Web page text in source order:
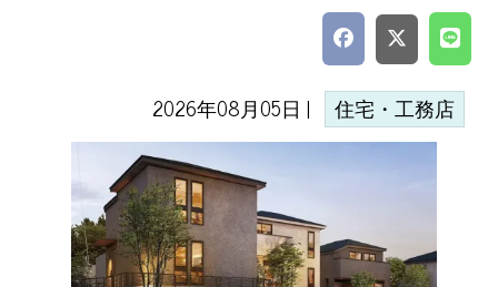
2026年08月05日 | 住宅・工務店